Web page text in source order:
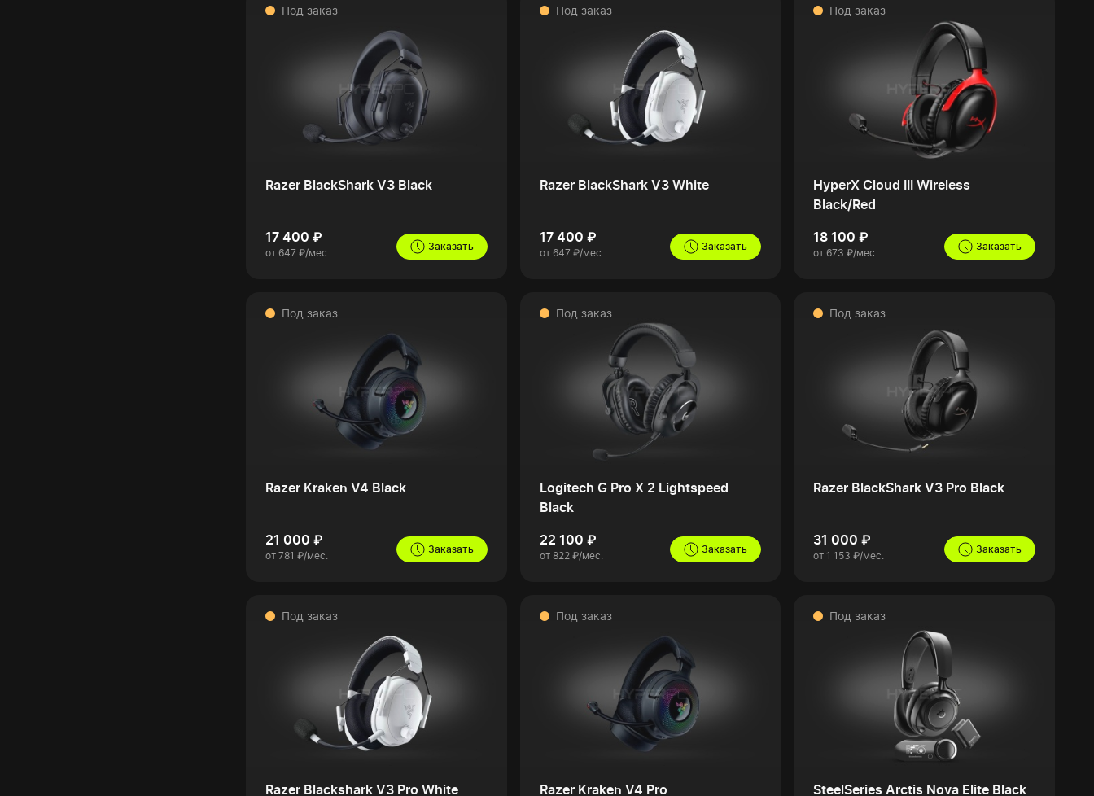
Под заказ
Razer BlackShark V3 Black
17 400 ₽
от 647 ₽/мес.
Заказать
Под заказ
Razer BlackShark V3 White
17 400 ₽
от 647 ₽/мес.
Заказать
Под заказ
HyperX Cloud III Wireless
Black/Red
18 100 ₽
от 673 ₽/мес.
Заказать
Под заказ
Razer Kraken V4 Black
21 000 ₽
от 781 ₽/мес.
Заказать
Под заказ
Logitech G Pro X 2 Lightspeed
Black
22 100 ₽
от 822 ₽/мес.
Заказать
Под заказ
Razer BlackShark V3 Pro Black
31 000 ₽
от 1 153 ₽/мес.
Заказать
Под заказ
Razer Blackshark V3 Pro White
Под заказ
Razer Kraken V4 Pro
Под заказ
SteelSeries Arctis Nova Elite Black